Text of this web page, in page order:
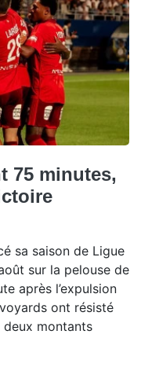
75 minutes,
sa saison de Ligue
sur la pelouse de
après l’expulsion
ont résisté
deux montants